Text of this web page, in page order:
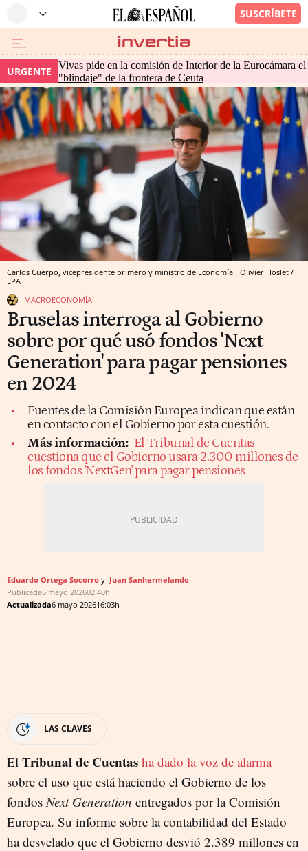
URGENTE
Vivas pide en la comisión de Interior de la Eurocámara el
"blindaje" de la frontera de Ceuta
Carlos Cuerpo, vicepresidente primero y ministro de Economía. Olivier Hoslet /
EPA
MACROECONOMÍA
Bruselas interroga al Gobierno
sobre por qué usó fondos 'Next
Generation' para pagar pensiones
en 2024
Fuentes de la Comisión Europea indican que están
en contacto con el Gobierno por esta cuestión.
Más información: El Tribunal de Cuentas
cuestiona que el Gobierno usara 2.300 millones de
los fondos 'NextGen' para pagar pensiones
Eduardo Ortega Socorro
Juan Sanhermelando
Publicada6 mayo 202602:40h
Actualizada6 mayo 202616:03h
LAS CLAVES
El Tribunal de Cuentas ha dado la voz de alarma
sobre el uso que está haciendo el Gobierno de los
fondos Next Generation entregados por la Comisión
Europea. Su informe sobre la contabilidad del Estado
ha desvelado que el Gobierno desvió 2.389 millones en